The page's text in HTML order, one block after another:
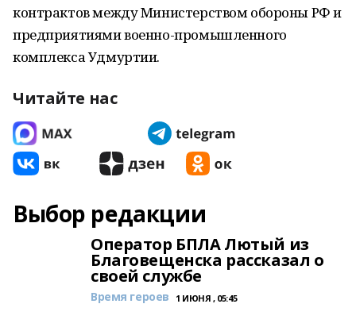
контрактов между Министерством обороны РФ и
предприятиями военно-промышленного
комплекса Удмуртии.
Читайте нас
Выбор редакции
Оператор БПЛА Лютый из
Благовещенска рассказал о
своей службе
Время героев 1 ИЮНЯ , 05:45